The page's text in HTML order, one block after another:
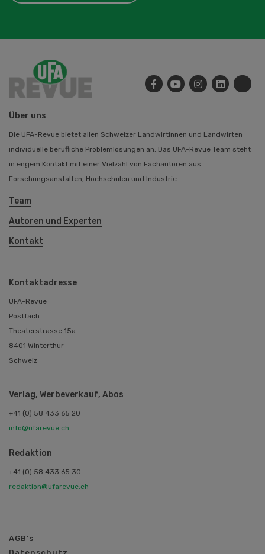
Über uns
Die UFA-Revue bietet allen Schweizer Landwirtinnen und Landwirten
individuelle berufliche Problemlösungen an. Das UFA-Revue Team steht
in engem Kontakt mit einer Vielzahl von Fachautoren aus
Forschungsanstalten, Hochschulen und Industrie.
Team
Autoren und Experten
Kontakt
Kontaktadresse
UFA-Revue
Postfach
Theaterstrasse 15a
8401 Winterthur
Schweiz
Verlag, Werbeverkauf, Abos
+41 (0) 58 433 65 20
info@ufarevue.ch
Redaktion
+41 (0) 58 433 65 30
redaktion@ufarevue.ch
AGB's